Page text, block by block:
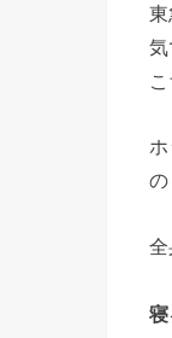
東
気
の
全
寝